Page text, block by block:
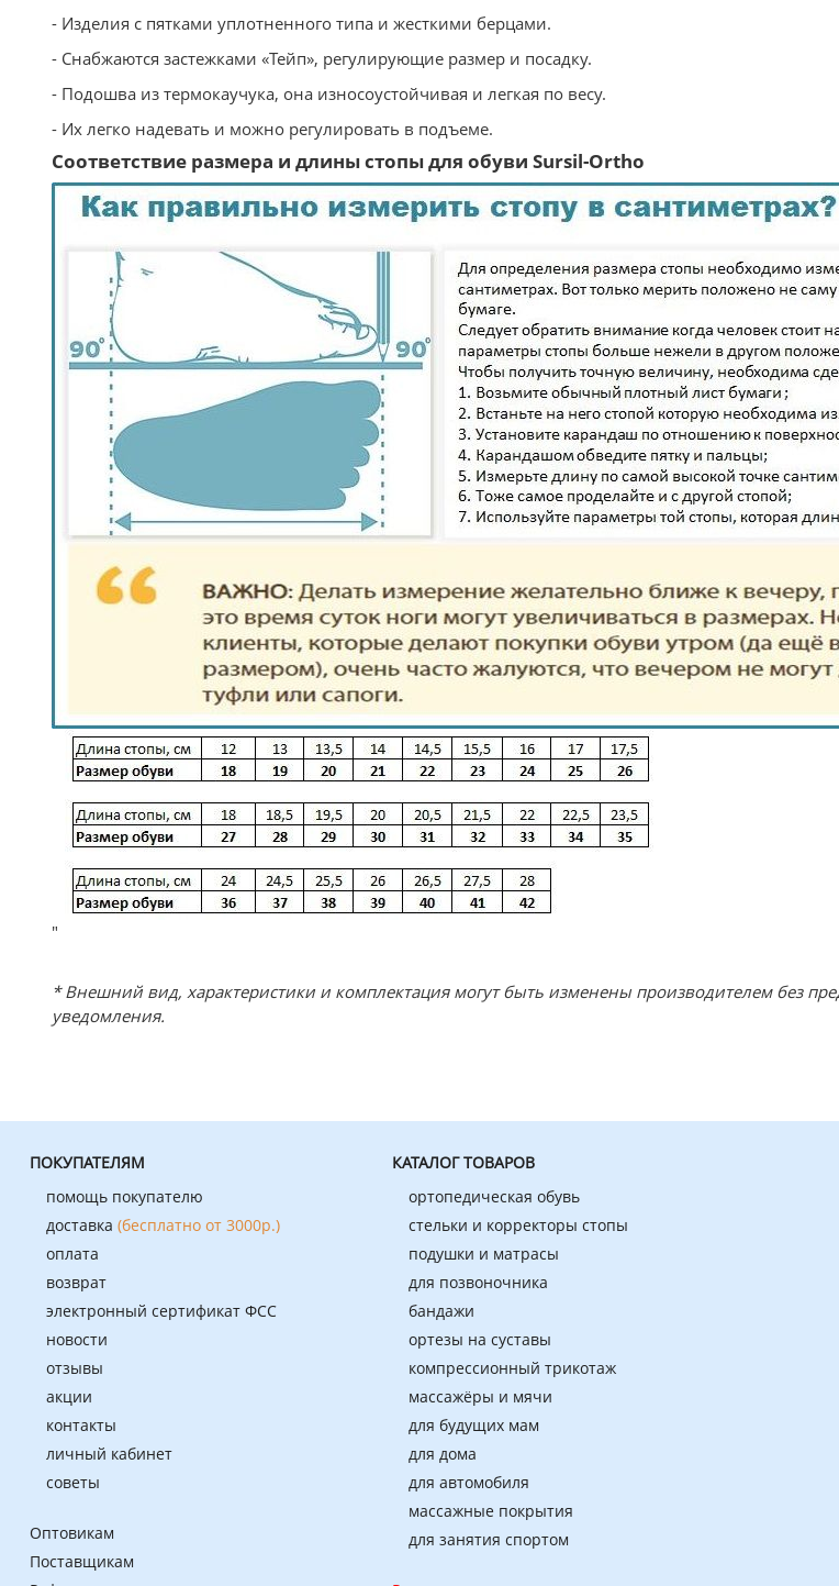
- Изделия с пятками уплотненного типа и жесткими берцами.
- Снабжаются застежками «Тейп», регулирующие размер и посадку.
- Подошва из термокаучука, она износоустойчивая и легкая по весу.
- Их легко надевать и можно регулировать в подъеме.
Соответствие размера и длины стопы для обуви Sursil-Ortho
"
* Внешний вид, характеристики и комплектация могут быть изменены производителем без
уведомления.
ПОКУПАТЕЛЯМ
помощь покупателю
доставка (бесплатно от 3000р.)
оплата
возврат
электронный сертификат ФСС
новости
отзывы
акции
контакты
личный кабинет
советы
Оптовикам
Поставщикам
КАТАЛОГ ТОВАРОВ
ортопедическая обувь
стельки и корректоры стопы
подушки и матрасы
для позвоночника
бандажи
ортезы на суставы
компрессионный трикотаж
массажёры и мячи
для будущих мам
для дома
для автомобиля
массажные покрытия
для занятия спортом